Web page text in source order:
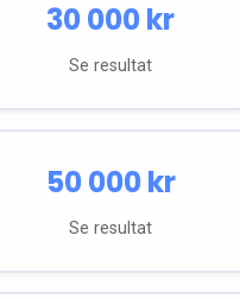
30 000kr
Se resultat
50 000kr
Se resultat